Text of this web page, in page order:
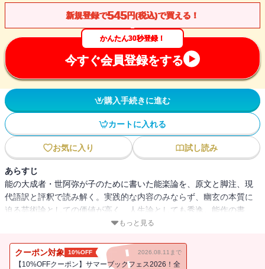
新規登録で545円(税込)で買える！
かんたん30秒登録！
今すぐ会員登録をする
購入手続きに進む
カートに入れる
お気に入り 試し読み
あらすじ
能の大成者・世阿弥が子のために書いた能楽論を、原文と脚注、現
代語訳と評釈で読み解く。実践的な内容のみならず、幽玄の本質に
迫る芸術論としての価値が高く、人生論としても秀逸。能作の書
もっと見る
クーポン対象 10%OFF 2026.08.11まで
【10%OFFクーポン】サマーブックフェス2026！全